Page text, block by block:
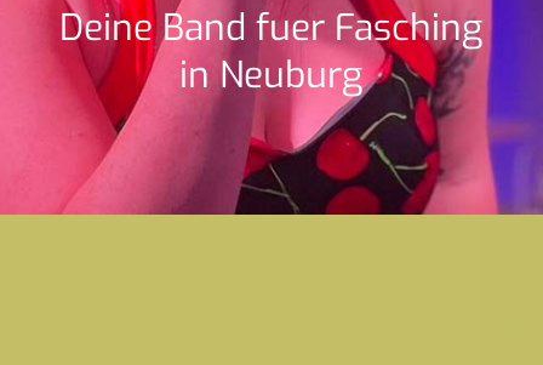
Deine Band fuer Fasching
in Neuburg